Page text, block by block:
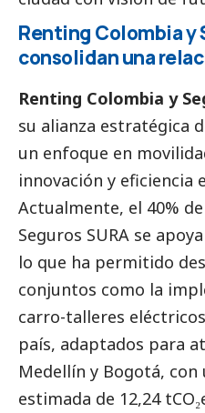
Renting Colombia y
consolidan una
Renting Colombia y
su alianza estratégica
un enfoque en
innovación y eficiencia
Actualmente, el 40%
Seguros SURA se
lo que ha permitido
conjuntos como la
carro-talleres
país, adaptados para
Medellín y Bogotá, con
estimada de 12,24